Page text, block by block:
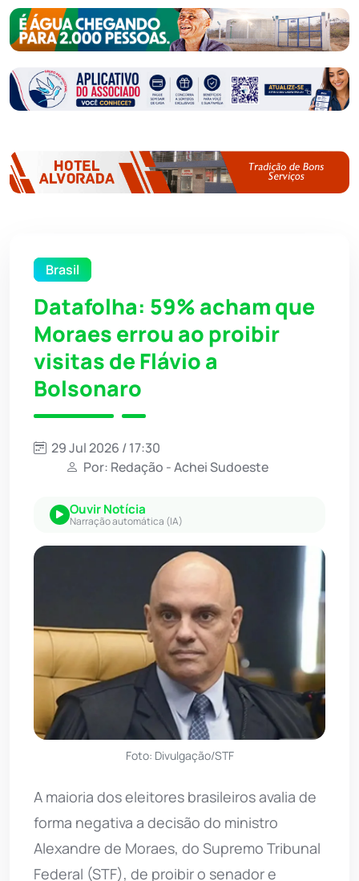
Brasil
Datafolha: 59% acham que
Moraes errou ao proibir
visitas de Flávio a
Bolsonaro
29 Jul 2026 / 17:30
Por: Redação - Achei Sudoeste
Ouvir Notícia
Narração automática (IA)
Foto: Divulgação/STF
A maioria dos eleitores brasileiros avalia de
forma negativa a decisão do ministro
Alexandre de Moraes, do Supremo Tribunal
Federal (STF), de proibir o senador e